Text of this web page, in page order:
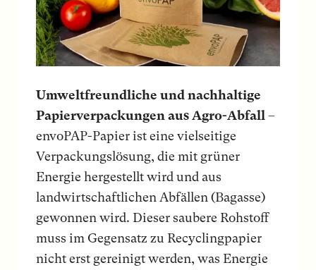
Umweltfreundliche und nachhaltige
Papierverpackungen aus Agro-Abfall –
envoPAP-Papier ist eine vielseitige
Verpackungslösung, die mit grüner
Energie hergestellt wird und aus
landwirtschaftlichen Abfällen (Bagasse)
gewonnen wird. Dieser saubere Rohstoff
muss im Gegensatz zu Recyclingpapier
nicht erst gereinigt werden, was Energie